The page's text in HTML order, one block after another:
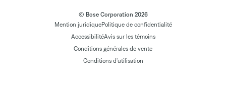
© Bose Corporation 2026
Mention juridiquePolitique de confidentialité
AccessibilitéAvis sur les témoins
Conditions générales de vente
Conditions d'utilisation